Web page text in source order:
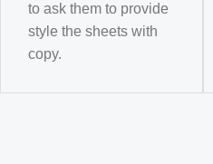
to ask them to provide
style the sheets with
copy.